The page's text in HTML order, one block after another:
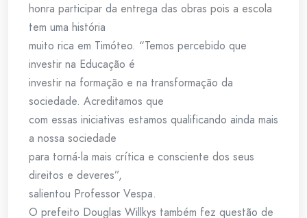
honra participar da entrega das obras pois a escola
tem uma história
muito rica em Timóteo. “Temos percebido que
investir na Educação é
investir na formação e na transformação da
sociedade. Acreditamos que
com essas iniciativas estamos qualificando ainda mais
a nossa sociedade
para torná-la mais crítica e consciente dos seus
direitos e deveres”,
salientou Professor Vespa.
O prefeito Douglas Willkys também fez questão de